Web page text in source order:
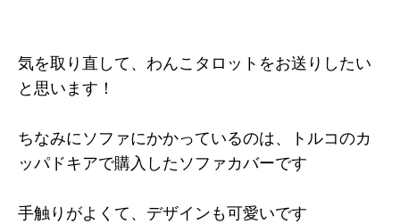
気を取り直して、わんこタロットをお送りしたい
と思います！
ちなみにソファにかかっているのは、トルコのカ
ッパドキアで購入したソファカバーです
手触りがよくて、デザインも可愛いです